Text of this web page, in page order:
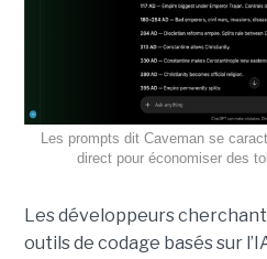
Les prompts dit Caveman se
direct pour économiser des
Les développeurs
outils de codage basés sur